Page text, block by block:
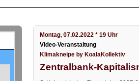
Montag, 07.02.2022 * 19 Uhr
Video-Veranstaltung
Klimakneipe by KoalaKollektiv
Zentralbank-